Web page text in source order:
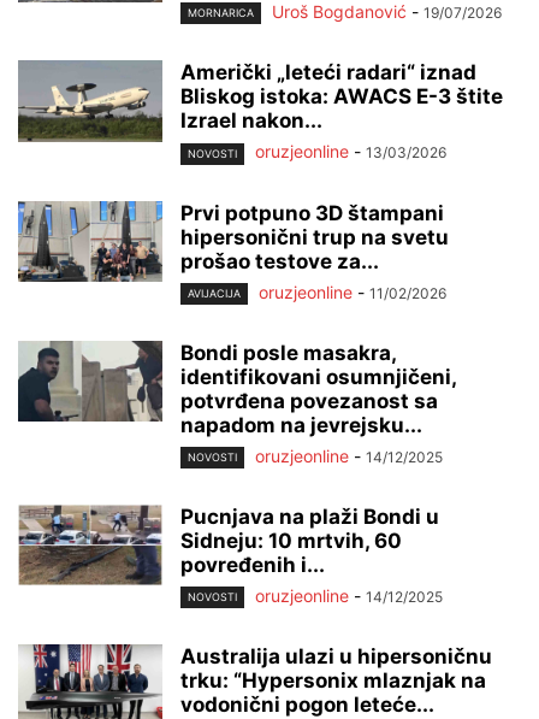
MORNARICA Uroš Bogdanović - 19/07/2026
Američki „leteći radari“ iznad
Bliskog istoka: AWACS E-3 štite
Izrael nakon...
NOVOSTI oruzjeonline - 13/03/2026
Prvi potpuno 3D štampani
hipersonični trup na svetu
prošao testove za...
AVIJACIJA oruzjeonline - 11/02/2026
Bondi posle masakra,
identifikovani osumnjičeni,
potvrđena povezanost sa
napadom na jevrejsku...
NOVOSTI oruzjeonline - 14/12/2025
Pucnjava na plaži Bondi u
Sidneju: 10 mrtvih, 60
povređenih i...
NOVOSTI oruzjeonline - 14/12/2025
Australija ulazi u hipersoničnu
trku: “Hypersonix mlaznjak na
vodonični pogon leteće...